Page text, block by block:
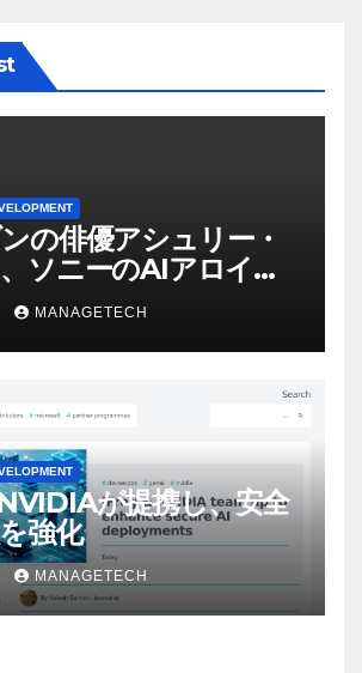
の俳優アシュリー・
ソニーのAIアロイの
て「ゲームパフォー
う芸術形式に不安を
語る – IGN
MANAGETECH
が提携し、安全
強化
MANAGETECH